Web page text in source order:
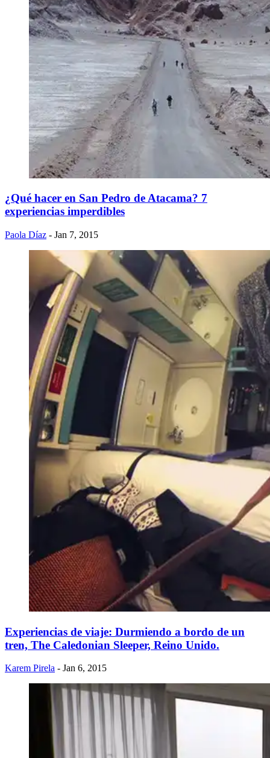
¿Qué hacer en San Pedro de Atacama? 7
experiencias imperdibles
Paola Díaz - Jan 7, 2015
Experiencias de viaje: Durmiendo a bordo de un
tren, The Caledonian Sleeper, Reino Unido.
Karem Pirela - Jan 6, 2015